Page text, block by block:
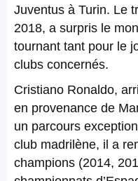
Juventus à Turin. Le
2018, a surpris le
tournant tant pour le
clubs concernés.
Cristiano Ronaldo,
en provenance de
un parcours
club madrilène, il a
champions (2014,